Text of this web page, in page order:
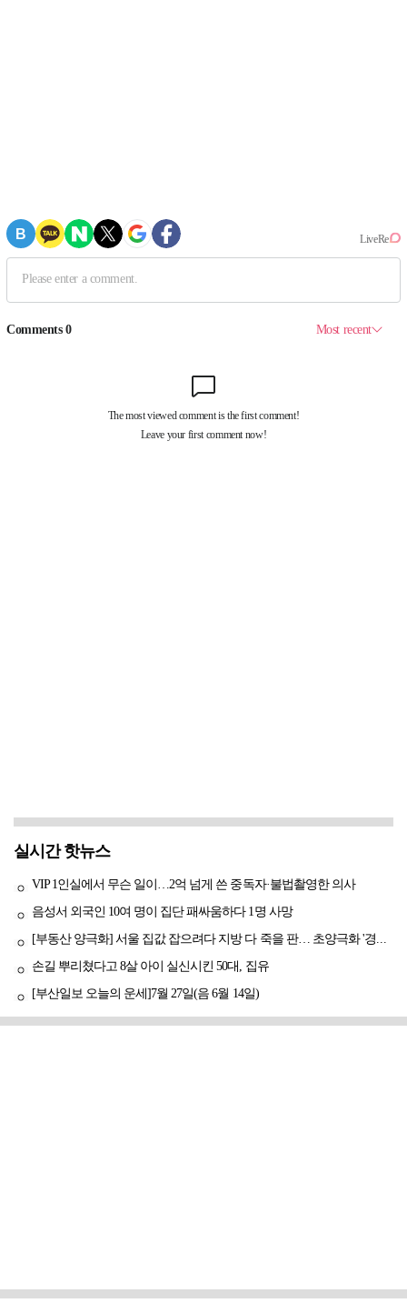
실시간 핫뉴스
VIP 1인실에서 무슨 일이…2억 넘게 쓴 중독자·불법촬영한 의사
음성서 외국인 10여 명이 집단 패싸움하다 1명 사망
[부동산 양극화] 서울 집값 잡으려다 지방 다 죽을 판… 초양극화 '경고등'
손길 뿌리쳤다고 8살 아이 실신시킨 50대, 집유
[부산일보 오늘의 운세]7월 27일(음 6월 14일)